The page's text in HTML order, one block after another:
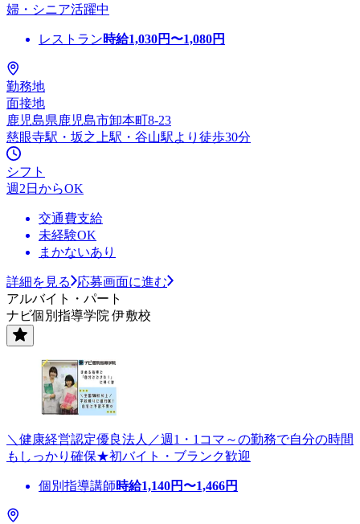
婦・シニア活躍中
レストラン時給1,030円〜1,080円
勤務地
面接地
鹿児島県鹿児島市卸本町8-23
慈眼寺駅・坂之上駅・谷山駅より徒歩30分
シフト
週2日からOK
交通費支給
未経験OK
まかないあり
詳細を見る
応募画面に進む
アルバイト・パート
ナビ個別指導学院 伊敷校
＼健康経営認定優良法人／週1・1コマ～の勤務で自分の時間
もしっかり確保★初バイト・ブランク歓迎
個別指導講師時給1,140円〜1,466円